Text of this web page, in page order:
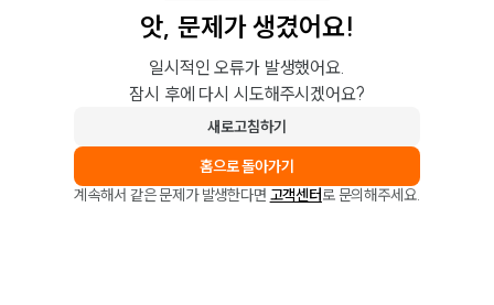
앗, 문제가 생겼어요!
일시적인 오류가 발생했어요.
잠시 후에 다시 시도해주시겠어요?
새로고침하기
홈으로 돌아가기
계속해서 같은 문제가 발생한다면 고객센터로 문의해주세요.